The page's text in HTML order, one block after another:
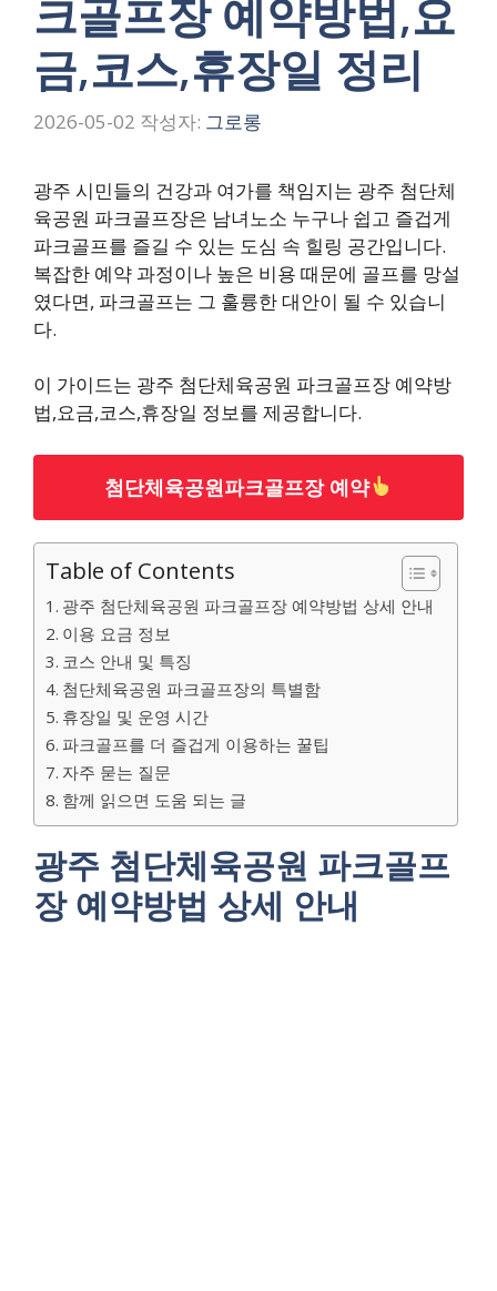
크골프장 예약방법,요
금,코스,휴장일 정리
2026-05-02 작성자: 그로롱
광주 시민들의 건강과 여가를 책임지는 광주 첨단체
육공원 파크골프장은 남녀노소 누구나 쉽고 즐겁게
파크골프를 즐길 수 있는 도심 속 힐링 공간입니다.
복잡한 예약 과정이나 높은 비용 때문에 골프를 망설
였다면, 파크골프는 그 훌륭한 대안이 될 수 있습니
다.
이 가이드는 광주 첨단체육공원 파크골프장 예약방
법,요금,코스,휴장일 정보를 제공합니다.
첨단체육공원파크골프장 예약
Table of Contents
광주 첨단체육공원 파크골프장 예약방법 상세 안내
이용 요금 정보
코스 안내 및 특징
첨단체육공원 파크골프장의 특별함
휴장일 및 운영 시간
파크골프를 더 즐겁게 이용하는 꿀팁
자주 묻는 질문
함께 읽으면 도움 되는 글
광주 첨단체육공원 파크골프
장 예약방법 상세 안내